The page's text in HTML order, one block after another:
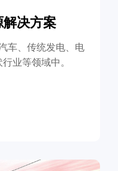
解决方案
车、传统发电、电
业等领域中。